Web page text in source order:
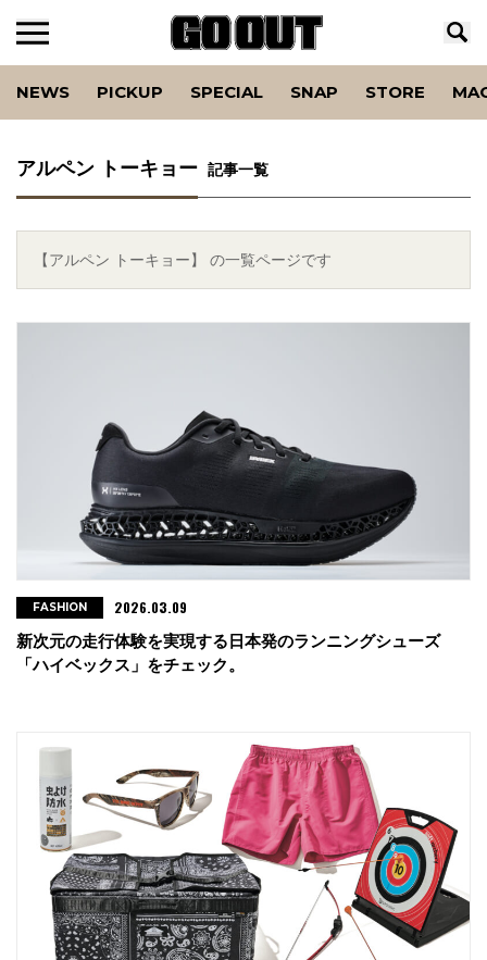
NEWS PICKUP SPECIAL SNAP STORE
アルペン トーキョー 記事一覧
【アルペン トーキョー】 の一覧ページです
新次元の走行体験を実現する日本発のランニングシューズ
「ハイベックス」をチェック。
FASHION 2026.03.09